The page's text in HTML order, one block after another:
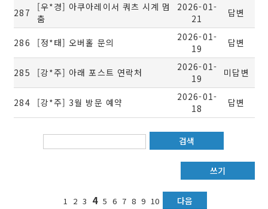
287
[우*경] 아쿠아레이서 쿼츠 시계 멈
춤
2026-01-
21
답변
286 [정*태] 오버홀 문의
2026-01-
19
답변
285 [강*주] 아래 포스트 연락처
2026-01-
19
미답변
284 [강*주] 3월 방문 예약
2026-01-
18
답변
검색
쓰기
1 2 3 4 5 6 7 8 9 10 다음